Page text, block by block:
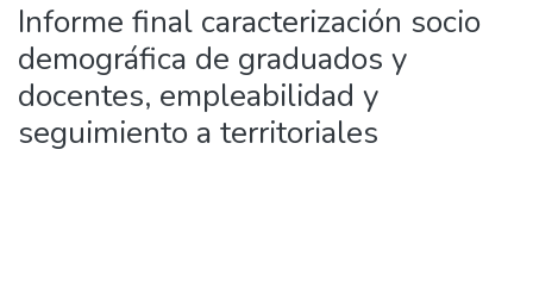
Informe final caracterización socio
demográfica de graduados y
docentes, empleabilidad y
seguimiento a territoriales